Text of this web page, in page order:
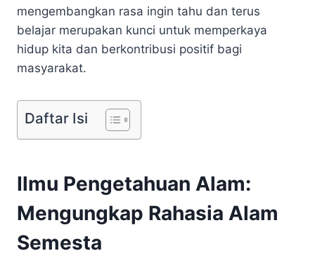
mengembangkan rasa ingin tahu dan terus
belajar merupakan kunci untuk memperkaya
hidup kita dan berkontribusi positif bagi
masyarakat.
Daftar Isi
Ilmu Pengetahuan Alam:
Mengungkap Rahasia Alam
Semesta